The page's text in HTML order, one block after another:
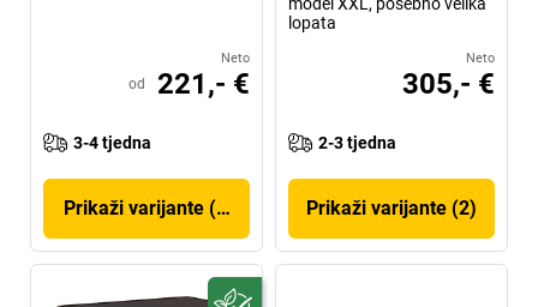
Neto
od 221,- €
3-4 tjedna
Prikaži varijante (180)
lopata
Neto
305,- €
2-3 tjedna
Prikaži varijante (2)